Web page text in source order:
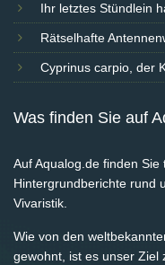
Ihr letztes Stündlein
Rätselhafte
Cyprinus carpio, der
Was finden Sie auf
Auf Aqualog.de finden
Hintergrundberichte rund
Vivaristik.
Wie von den
gewohnt, ist es unser Ziel